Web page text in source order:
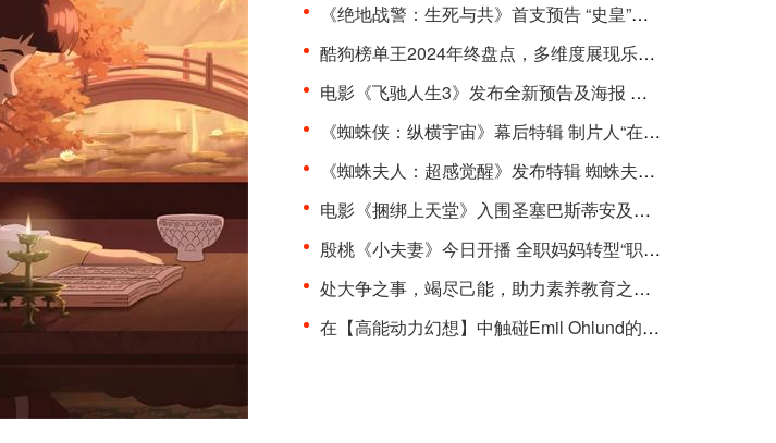
《绝地战警：生死与共》首支预告 “史皇”回归破解···
酷狗榜单王2024年终盘点，多维度展现乐坛流行趋势
电影《飞驰人生3》发布全新预告及海报 沈腾组队豪华···
《蜘蛛侠：纵横宇宙》幕后特辑 制片人“在动画里一切···
《蜘蛛夫人：超感觉醒》发布特辑 蜘蛛夫人上演满级预···
电影《捆绑上天堂》入围圣塞巴斯蒂安及多伦多两大国···
殷桃《小夫妻》今日开播 全职妈妈转型“职场超人”品···
处大争之事，竭尽己能，助力素养教育之变革 “聚光少···
在【高能动力幻想】中触碰Emil Ohlund的电子记忆